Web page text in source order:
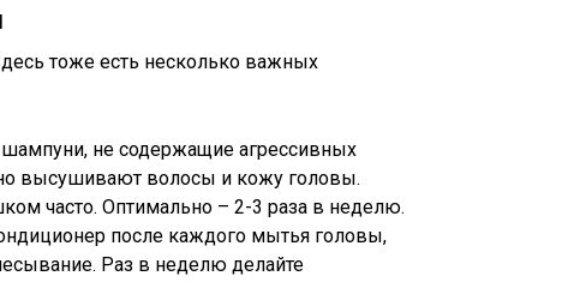
тоже есть несколько важных
не содержащие агрессивных
высушивают волосы и кожу головы.
часто. Оптимально – 2-3 раза в неделю.
после каждого мытья головы,
Раз в неделю делайте